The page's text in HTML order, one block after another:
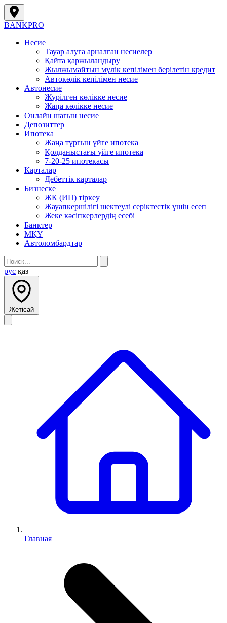
BANKPRO
Несие
Тауар алуға арналған несиелер
Қайта қаржыландыру
Жылжымайтын мүлік кепілімен берілетін кредит
Автокөлік кепілімен несие
Автонесие
Жүрілген көлікке несие
Жаңа көлікке несие
Онлайн шағын несие
Депозиттер
Ипотека
Жаңа тұрғын үйге ипотека
Қолданыстағы үйге ипотека
7-20-25 ипотекасы
Карталар
Дебеттік карталар
Бизнеске
ЖК (ИП) тіркеу
Жауапкершілігі шектеулі серіктестік үшін есеп
Жеке кәсіпкерлердің есебі
Банктер
МҚҰ
Автоломбардтар
рус қаз
Жетісай
Главная